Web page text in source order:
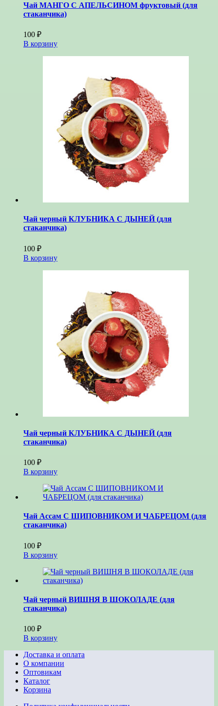
Чай МАНГО С АПЕЛЬСИНОМ фруктовый (для
стаканчика)
100 ₽
В корзину
Чай черный КЛУБНИКА С ДЫНЕЙ (для
стаканчика)
100 ₽
В корзину
Чай черный КЛУБНИКА С ДЫНЕЙ (для
стаканчика)
100 ₽
В корзину
Чай Ассам С ШИПОВНИКОМ И ЧАБРЕЦОМ (для
стаканчика)
100 ₽
В корзину
Чай черный ВИШНЯ В ШОКОЛАДЕ (для
стаканчика)
100 ₽
В корзину
Доставка и оплата
О компании
Оптовикам
Каталог
Корзина